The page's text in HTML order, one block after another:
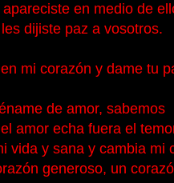
en medio de
dijiste paz a vosotros.
mi corazón y dame tu
de amor, sabemos
amor echa fuera el
vida y sana y cambia mi
generoso, un